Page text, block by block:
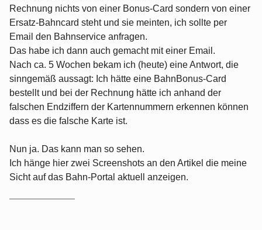
Rechnung nichts von einer Bonus-Card sondern von einer
Ersatz-Bahncard steht und sie meinten, ich sollte per
Email den Bahnservice anfragen.
Das habe ich dann auch gemacht mit einer Email.
Nach ca. 5 Wochen bekam ich (heute) eine Antwort, die
sinngemäß aussagt: Ich hätte eine BahnBonus-Card
bestellt und bei der Rechnung hätte ich anhand der
falschen Endziffern der Kartennummern erkennen können
dass es die falsche Karte ist.
Nun ja. Das kann man so sehen.
Ich hänge hier zwei Screenshots an den Artikel die meine
Sicht auf das Bahn-Portal aktuell anzeigen.